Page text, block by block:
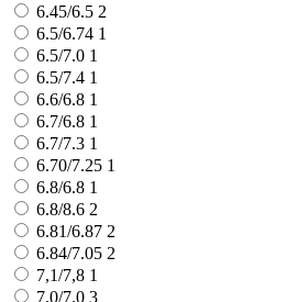
6.45/6.5 2
6.5/6.74 1
6.5/7.0 1
6.5/7.4 1
6.6/6.8 1
6.7/6.8 1
6.7/7.3 1
6.70/7.25 1
6.8/6.8 1
6.8/8.6 2
6.81/6.87 2
6.84/7.05 2
7,1/7,8 1
7.0/7.0 3